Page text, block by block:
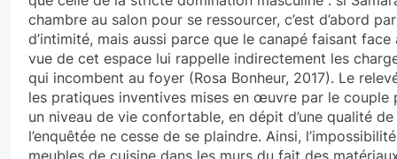
chambre au salon pour se ressourcer, c’est d’abord
d’intimité, mais aussi parce que le canapé faisant face
vue de cet espace lui rappelle indirectement les
qui incombent au foyer (Rosa Bonheur, 2017). Le
les pratiques inventives mises en œuvre par le couple
un niveau de vie confortable, en dépit d’une qualité
l’enquêtée ne cesse de se plaindre. Ainsi,
meubles de cuisine dans les murs du fait des